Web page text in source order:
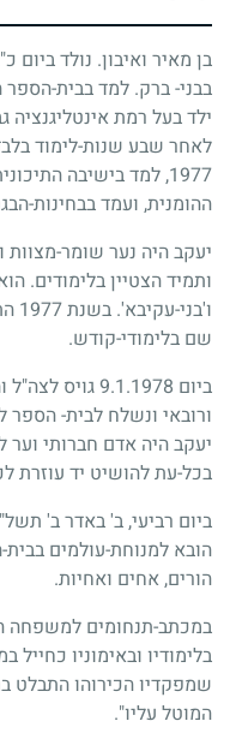
בן מאיר ואיבון. נולד
בבני- ברק. למד בבית-
ילד בעל רמת אינטליגנציה
לאחר שבע שנות-לימוד
1977, למד בישיבה
ההומנית, ועמד בבחינות-
יעקב היה נער שומר-מצוות
ותמיד הצטיין בלימודים.
ו'בני-עקיבא'. בשנת1977
שם בלימודי-קודש.
ביום 9.1.1978גויס לצה"ל
ורובאי ונשלח לבית-
יעקב היה אדם חברותי וער
בכל-עת להושיט יד עוזרת
ביום רביעי, ב' באדר ב'
הובא למנוחת-עולמים
הורים, אחים ואחיות.
במכתב-תנחומים למשפחה
בלימודיו ובאימוניו
שמפקדיו הכירוהו התבלט
המוטל עליו".